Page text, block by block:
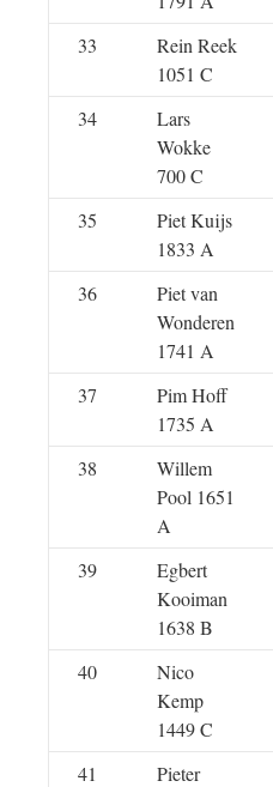
33
Rein Reek
1051 C
34
Lars
Wokke
700 C
35
Piet Kuijs
1833 A
36
Piet van
Wonderen
1741 A
37
Pim Hoff
1735 A
38
Willem
Pool 1651
A
39
Egbert
Kooiman
1638 B
40
Nico
Kemp
1449 C
41
Pieter